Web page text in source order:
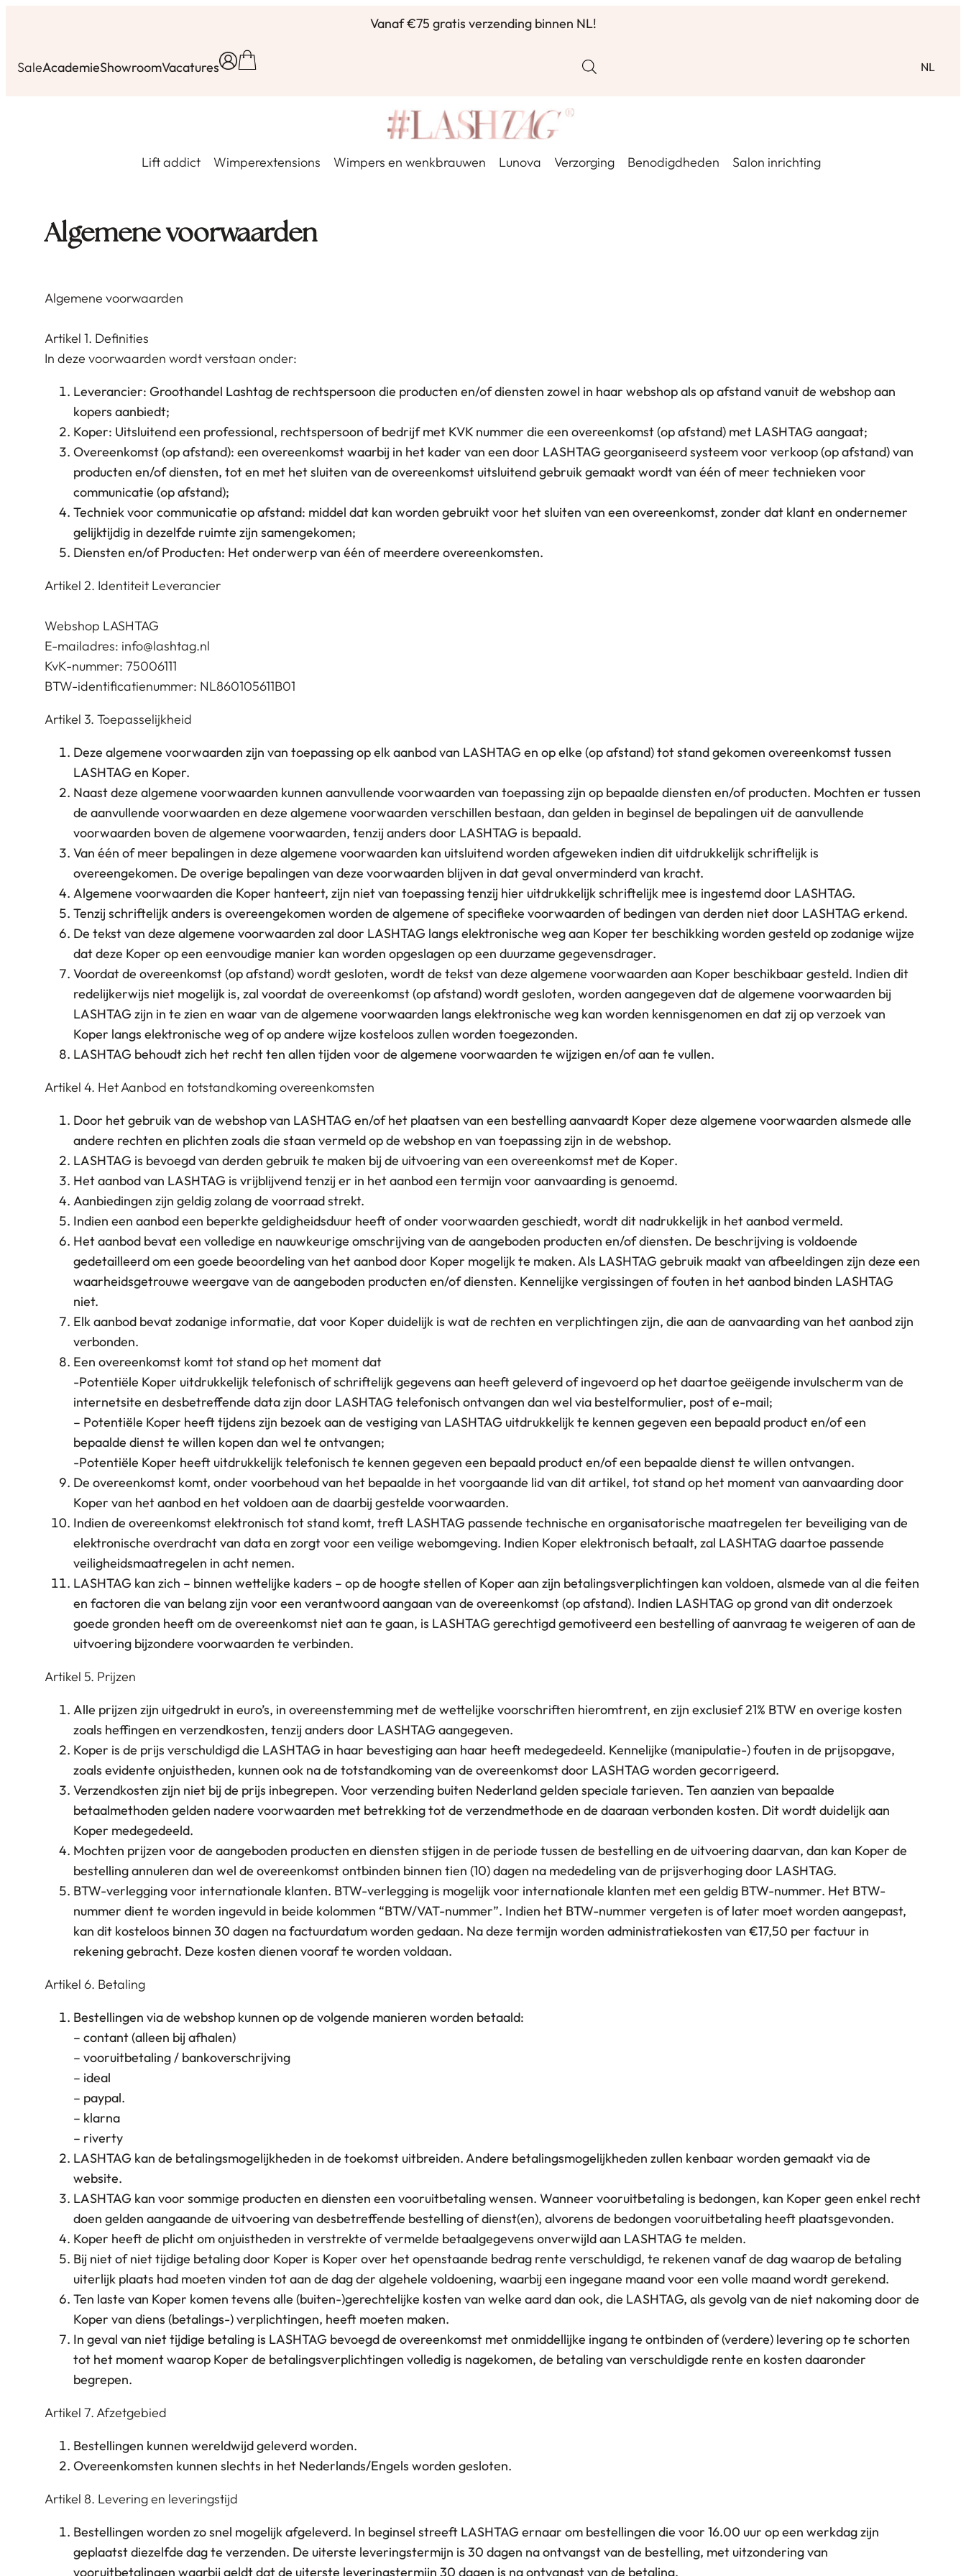
inhoud
Vanaf €75 gratis verzending binnen NL!
SaleAcademieShowroomVacatures NL
Lift addict Wimperextensions Wimpers en wenkbrauwen Lunova Verzorging Benodigdheden Salon inrichting
Algemene voorwaarden
Algemene voorwaarden
Artikel 1. Definities
In deze voorwaarden wordt verstaan onder:
Leverancier: Groothandel Lashtag de rechtspersoon die producten en/of diensten zowel in haar webshop als op afstand vanuit de webshop aan
kopers aanbiedt;
Koper: Uitsluitend een professional, rechtspersoon of bedrijf met KVK nummer die een overeenkomst (op afstand) met LASHTAG aangaat;
Overeenkomst (op afstand): een overeenkomst waarbij in het kader van een door LASHTAG georganiseerd systeem voor verkoop (op afstand) van
producten en/of diensten, tot en met het sluiten van de overeenkomst uitsluitend gebruik gemaakt wordt van één of meer technieken voor
communicatie (op afstand);
Techniek voor communicatie op afstand: middel dat kan worden gebruikt voor het sluiten van een overeenkomst, zonder dat klant en ondernemer
gelijktijdig in dezelfde ruimte zijn samengekomen;
Diensten en/of Producten: Het onderwerp van één of meerdere overeenkomsten.
Artikel 2. Identiteit Leverancier
Webshop LASHTAG
E-mailadres: info@lashtag.nl
KvK-nummer: 75006111
BTW-identificatienummer: NL860105611B01
Artikel 3. Toepasselijkheid
Deze algemene voorwaarden zijn van toepassing op elk aanbod van LASHTAG en op elke (op afstand) tot stand gekomen overeenkomst tussen
LASHTAG en Koper.
Naast deze algemene voorwaarden kunnen aanvullende voorwaarden van toepassing zijn op bepaalde diensten en/of producten. Mochten er tussen
de aanvullende voorwaarden en deze algemene voorwaarden verschillen bestaan, dan gelden in beginsel de bepalingen uit de aanvullende
voorwaarden boven de algemene voorwaarden, tenzij anders door LASHTAG is bepaald.
Van één of meer bepalingen in deze algemene voorwaarden kan uitsluitend worden afgeweken indien dit uitdrukkelijk schriftelijk is
overeengekomen. De overige bepalingen van deze voorwaarden blijven in dat geval onverminderd van kracht.
Algemene voorwaarden die Koper hanteert, zijn niet van toepassing tenzij hier uitdrukkelijk schriftelijk mee is ingestemd door LASHTAG.
Tenzij schriftelijk anders is overeengekomen worden de algemene of specifieke voorwaarden of bedingen van derden niet door LASHTAG erkend.
De tekst van deze algemene voorwaarden zal door LASHTAG langs elektronische weg aan Koper ter beschikking worden gesteld op zodanige wijze
dat deze Koper op een eenvoudige manier kan worden opgeslagen op een duurzame gegevensdrager.
Voordat de overeenkomst (op afstand) wordt gesloten, wordt de tekst van deze algemene voorwaarden aan Koper beschikbaar gesteld. Indien dit
redelijkerwijs niet mogelijk is, zal voordat de overeenkomst (op afstand) wordt gesloten, worden aangegeven dat de algemene voorwaarden bij
LASHTAG zijn in te zien en waar van de algemene voorwaarden langs elektronische weg kan worden kennisgenomen en dat zij op verzoek van
Koper langs elektronische weg of op andere wijze kosteloos zullen worden toegezonden.
LASHTAG behoudt zich het recht ten allen tijden voor de algemene voorwaarden te wijzigen en/of aan te vullen.
Artikel 4. Het Aanbod en totstandkoming overeenkomsten
Door het gebruik van de webshop van LASHTAG en/of het plaatsen van een bestelling aanvaardt Koper deze algemene voorwaarden alsmede alle
andere rechten en plichten zoals die staan vermeld op de webshop en van toepassing zijn in de webshop.
LASHTAG is bevoegd van derden gebruik te maken bij de uitvoering van een overeenkomst met de Koper.
Het aanbod van LASHTAG is vrijblijvend tenzij er in het aanbod een termijn voor aanvaarding is genoemd.
Aanbiedingen zijn geldig zolang de voorraad strekt.
Indien een aanbod een beperkte geldigheidsduur heeft of onder voorwaarden geschiedt, wordt dit nadrukkelijk in het aanbod vermeld.
Het aanbod bevat een volledige en nauwkeurige omschrijving van de aangeboden producten en/of diensten. De beschrijving is voldoende
gedetailleerd om een goede beoordeling van het aanbod door Koper mogelijk te maken. Als LASHTAG gebruik maakt van afbeeldingen zijn deze een
waarheidsgetrouwe weergave van de aangeboden producten en/of diensten. Kennelijke vergissingen of fouten in het aanbod binden LASHTAG
niet.
Elk aanbod bevat zodanige informatie, dat voor Koper duidelijk is wat de rechten en verplichtingen zijn, die aan de aanvaarding van het aanbod zijn
verbonden.
Een overeenkomst komt tot stand op het moment dat
-Potentiële Koper uitdrukkelijk telefonisch of schriftelijk gegevens aan heeft geleverd of ingevoerd op het daartoe geëigende invulscherm van de
internetsite en desbetreffende data zijn door LASHTAG telefonisch ontvangen dan wel via bestelformulier, post of e-mail;
– Potentiële Koper heeft tijdens zijn bezoek aan de vestiging van LASHTAG uitdrukkelijk te kennen gegeven een bepaald product en/of een
bepaalde dienst te willen kopen dan wel te ontvangen;
-Potentiële Koper heeft uitdrukkelijk telefonisch te kennen gegeven een bepaald product en/of een bepaalde dienst te willen ontvangen.
De overeenkomst komt, onder voorbehoud van het bepaalde in het voorgaande lid van dit artikel, tot stand op het moment van aanvaarding door
Koper van het aanbod en het voldoen aan de daarbij gestelde voorwaarden.
Indien de overeenkomst elektronisch tot stand komt, treft LASHTAG passende technische en organisatorische maatregelen ter beveiliging van de
elektronische overdracht van data en zorgt voor een veilige webomgeving. Indien Koper elektronisch betaalt, zal LASHTAG daartoe passende
veiligheidsmaatregelen in acht nemen.
LASHTAG kan zich – binnen wettelijke kaders – op de hoogte stellen of Koper aan zijn betalingsverplichtingen kan voldoen, alsmede van al die feiten
en factoren die van belang zijn voor een verantwoord aangaan van de overeenkomst (op afstand). Indien LASHTAG op grond van dit onderzoek
goede gronden heeft om de overeenkomst niet aan te gaan, is LASHTAG gerechtigd gemotiveerd een bestelling of aanvraag te weigeren of aan de
uitvoering bijzondere voorwaarden te verbinden.
Artikel 5. Prijzen
Alle prijzen zijn uitgedrukt in euro’s, in overeenstemming met de wettelijke voorschriften hieromtrent, en zijn exclusief 21% BTW en overige kosten
zoals heffingen en verzendkosten, tenzij anders door LASHTAG aangegeven.
Koper is de prijs verschuldigd die LASHTAG in haar bevestiging aan haar heeft medegedeeld. Kennelijke (manipulatie-) fouten in de prijsopgave,
zoals evidente onjuistheden, kunnen ook na de totstandkoming van de overeenkomst door LASHTAG worden gecorrigeerd.
Verzendkosten zijn niet bij de prijs inbegrepen. Voor verzending buiten Nederland gelden speciale tarieven. Ten aanzien van bepaalde
betaalmethoden gelden nadere voorwaarden met betrekking tot de verzendmethode en de daaraan verbonden kosten. Dit wordt duidelijk aan
Koper medegedeeld.
Mochten prijzen voor de aangeboden producten en diensten stijgen in de periode tussen de bestelling en de uitvoering daarvan, dan kan Koper de
bestelling annuleren dan wel de overeenkomst ontbinden binnen tien (10) dagen na mededeling van de prijsverhoging door LASHTAG.
BTW-verlegging voor internationale klanten. BTW-verlegging is mogelijk voor internationale klanten met een geldig BTW-nummer. Het BTW-
nummer dient te worden ingevuld in beide kolommen “BTW/VAT-nummer”. Indien het BTW-nummer vergeten is of later moet worden aangepast,
kan dit kosteloos binnen 30 dagen na factuurdatum worden gedaan. Na deze termijn worden administratiekosten van €17,50 per factuur in
rekening gebracht. Deze kosten dienen vooraf te worden voldaan.
Artikel 6. Betaling
Bestellingen via de webshop kunnen op de volgende manieren worden betaald:
– contant (alleen bij afhalen)
– vooruitbetaling / bankoverschrijving
– ideal
– paypal.
– klarna
– riverty
LASHTAG kan de betalingsmogelijkheden in de toekomst uitbreiden. Andere betalingsmogelijkheden zullen kenbaar worden gemaakt via de
website.
LASHTAG kan voor sommige producten en diensten een vooruitbetaling wensen. Wanneer vooruitbetaling is bedongen, kan Koper geen enkel recht
doen gelden aangaande de uitvoering van desbetreffende bestelling of dienst(en), alvorens de bedongen vooruitbetaling heeft plaatsgevonden.
Koper heeft de plicht om onjuistheden in verstrekte of vermelde betaalgegevens onverwijld aan LASHTAG te melden.
Bij niet of niet tijdige betaling door Koper is Koper over het openstaande bedrag rente verschuldigd, te rekenen vanaf de dag waarop de betaling
uiterlijk plaats had moeten vinden tot aan de dag der algehele voldoening, waarbij een ingegane maand voor een volle maand wordt gerekend.
Ten laste van Koper komen tevens alle (buiten-)gerechtelijke kosten van welke aard dan ook, die LASHTAG, als gevolg van de niet nakoming door de
Koper van diens (betalings-) verplichtingen, heeft moeten maken.
In geval van niet tijdige betaling is LASHTAG bevoegd de overeenkomst met onmiddellijke ingang te ontbinden of (verdere) levering op te schorten
tot het moment waarop Koper de betalingsverplichtingen volledig is nagekomen, de betaling van verschuldigde rente en kosten daaronder
begrepen.
Artikel 7. Afzetgebied
Bestellingen kunnen wereldwijd geleverd worden.
Overeenkomsten kunnen slechts in het Nederlands/Engels worden gesloten.
Artikel 8. Levering en leveringstijd
Bestellingen worden zo snel mogelijk afgeleverd. In beginsel streeft LASHTAG ernaar om bestellingen die voor 16.00 uur op een werkdag zijn
geplaatst diezelfde dag te verzenden. De uiterste leveringstermijn is 30 dagen na ontvangst van de bestelling, met uitzondering van
vooruitbetalingen waarbij geldt dat de uiterste leveringstermijn 30 dagen is na ontvangst van de betaling.